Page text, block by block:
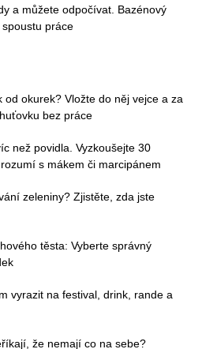
a můžete odpočívat. Bazénový
práce
od okurek? Vložte do něj vejce a za
bez práce
než povidla. Vyzkoušejte 30
s mákem či marcipánem
zeleniny? Zjistěte, zda jste
těsta: Vyberte správný
vyrazit na festival, drink, rande a
že nemají co na sebe?